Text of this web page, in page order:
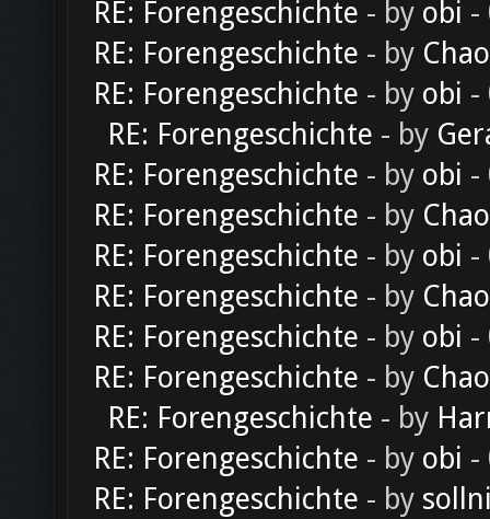
RE: Forengeschichte - by obi -
RE: Forengeschichte - by
RE: Forengeschichte - by obi -
RE: Forengeschichte - by
RE: Forengeschichte - by obi -
RE: Forengeschichte - by
RE: Forengeschichte - by obi -
RE: Forengeschichte - by
RE: Forengeschichte - by obi -
RE: Forengeschichte - by
RE: Forengeschichte - by
RE: Forengeschichte - by obi -
RE: Forengeschichte - by